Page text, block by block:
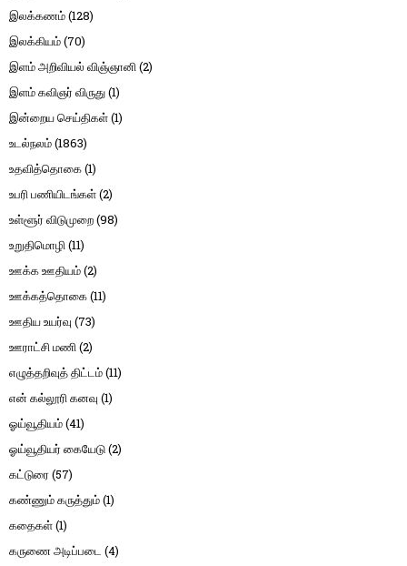
இலக்கணம்(128)
இலக்கியம்(70)
இளம் அறிவியல் விஞ்ஞானி(2)
இளம் கவிஞர் விருது(1)
இன்றைய செய்திகள்(1)
உடல்நலம்(1863)
உதவித்தொகை(1)
உபரி பணியிடங்கள்(2)
உள்ளூர் விடுமுறை(98)
உறுதிமொழி(11)
ஊக்க ஊதியம்(2)
ஊக்கத்தொகை(11)
ஊதிய உயர்வு (73)
ஊராட்சி மணி(2)
எழுத்தறிவுத் திட்டம்(11)
என் கல்லூரி கனவு (1)
ஓய்வூதியம்(41)
ஓய்வூதியர் கையேடு(2)
கட்டுரை (57)
கண்ணும் கருத்தும்(1)
கதைகள்(1)
கருணை அடிப்படை (4)